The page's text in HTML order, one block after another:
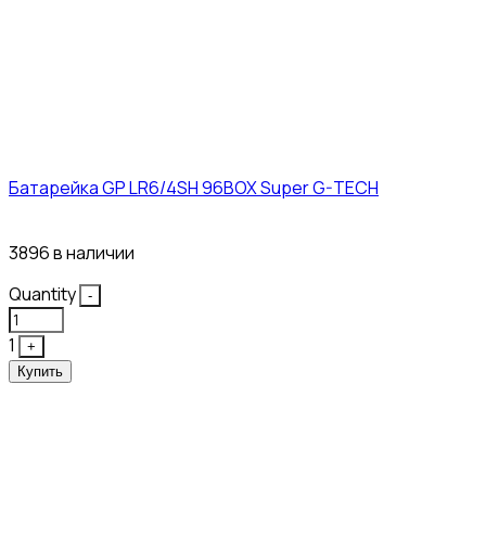
Батарейка GP LR6/4SH 96BOX Super G-TECH
3896 в наличии
Quantity
-
1
+
Купить